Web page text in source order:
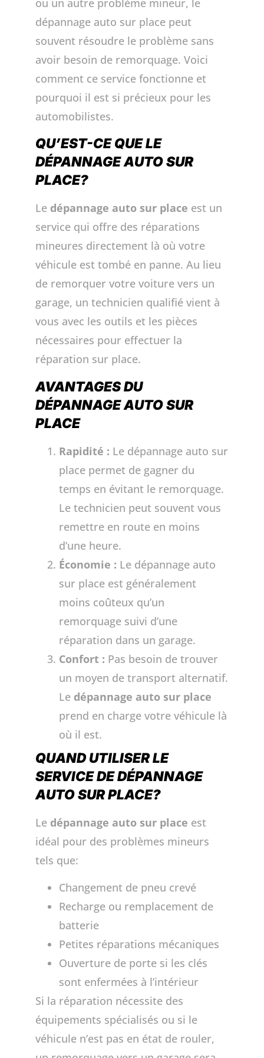
ou un autre problème mineur, le
dépannage auto sur place peut
souvent résoudre le problème sans
avoir besoin de remorquage. Voici
comment ce service fonctionne et
pourquoi il est si précieux pour les
automobilistes.
QU’EST-CE QUE LE
DÉPANNAGE AUTO SUR
PLACE?
Le dépannage auto sur place est un
service qui offre des réparations
mineures directement là où votre
véhicule est tombé en panne. Au lieu
de remorquer votre voiture vers un
garage, un technicien qualifié vient à
vous avec les outils et les pièces
nécessaires pour effectuer la
réparation sur place.
AVANTAGES DU
DÉPANNAGE AUTO SUR
PLACE
Rapidité : Le dépannage auto sur
place permet de gagner du
temps en évitant le remorquage.
Le technicien peut souvent vous
remettre en route en moins
d’une heure.
Économie : Le dépannage auto
sur place est généralement
moins coûteux qu’un
remorquage suivi d’une
réparation dans un garage.
Confort : Pas besoin de trouver
un moyen de transport alternatif.
Le dépannage auto sur place
prend en charge votre véhicule là
où il est.
QUAND UTILISER LE
SERVICE DE DÉPANNAGE
AUTO SUR PLACE?
Le dépannage auto sur place est
idéal pour des problèmes mineurs
tels que:
Changement de pneu crevé
Recharge ou remplacement de
batterie
Petites réparations mécaniques
Ouverture de porte si les clés
sont enfermées à l’intérieur
Si la réparation nécessite des
équipements spécialisés ou si le
véhicule n’est pas en état de rouler,